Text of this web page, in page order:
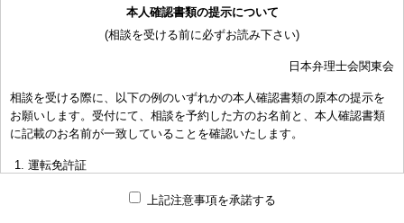
め、相談内容について、相談担当弁理士も当会も法的責任を負うもの
ではないことを予めご了承下さい。
お申し出により、相談担当弁理士に対して調査、出願等の相談事案を
依頼された場合には、通常の受任事件として有料となります。また、
その場合は、依頼者と弁理士個人との関係となり、当会は関与しませ
によって、また、特許事務所によって異なりますので、詳細は特許事
本人確認書類の提示について
(相談を受ける前に必ずお読み下さい)
日本弁理士会関東会
相談を受ける際に、以下の例のいずれかの本人確認書類の原本の提示を
お願いします。受付にて、相談を予約した方のお名前と、本人確認書類
に記載のお名前が一致していることを確認いたします。
運転免許証
マイナンバーカード
上記注意事項を承諾する